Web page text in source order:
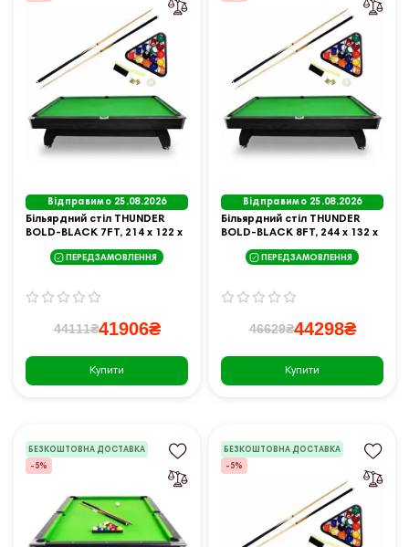
Відправимо 25.08.2026
Більярдний стіл THUNDER
BOLD-BLACK 7FT, 214 х 122 х
ПЕРЕДЗАМОВЛЕННЯ
44111₴41906₴
Купити
Відправимо 25.08.2026
Більярдний стіл THUNDER
BOLD-BLACK 8FT, 244 х 132 х
ПЕРЕДЗАМОВЛЕННЯ
46629₴44298₴
Купити
БЕЗКОШТОВНА ДОСТАВКА
-5%
БЕЗКОШТОВНА ДОСТАВКА
-5%